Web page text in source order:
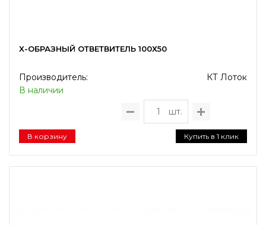
X-ОБРАЗНЫЙ ОТВЕТВИТЕЛЬ 100Х50
Производитель:
КТ Лоток
В наличии
шт.
В корзину Купить в 1 клик